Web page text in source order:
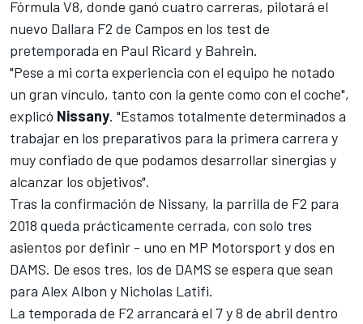
Fórmula V8, donde ganó cuatro carreras, pilotará el
nuevo Dallara F2 de Campos en los test de
pretemporada en Paul Ricard y Bahrein.
"Pese a mi corta experiencia con el equipo he notado
un gran vínculo, tanto con la gente como con el coche",
explicó Nissany. "Estamos totalmente determinados a
trabajar en los preparativos para la primera carrera y
muy confiado de que podamos desarrollar sinergias y
alcanzar los objetivos".
Tras la confirmación de Nissany, la parrilla de F2 para
2018 queda prácticamente cerrada, con solo tres
asientos por definir - uno en MP Motorsport y dos en
DAMS. De esos tres, los de DAMS se espera que sean
para Alex Albon y Nicholas Latifi.
La temporada de F2 arrancará el 7 y 8 de abril dentro